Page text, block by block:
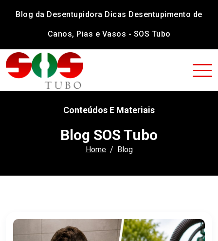
Blog da Desentupidora Dicas Desentupimento de
Canos, Pias e Vasos - SOS Tubo
Conteúdos E Materiais
Blog SOS Tubo
Home Blog